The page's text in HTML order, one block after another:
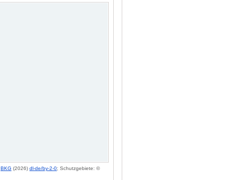
BKG (2026) dl-de/by-2-0; Schutzgebiete: ©